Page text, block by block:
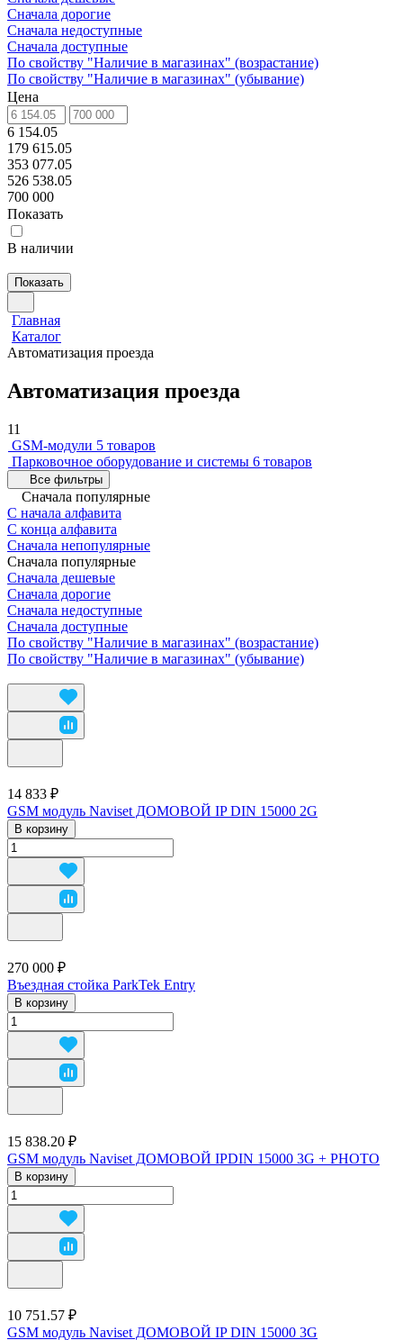
Сначала дорогие
Сначала недоступные
Сначала доступные
По свойству "Наличие в магазинах" (возрастание)
По свойству "Наличие в магазинах" (убывание)
Цена
6 154.05
179 615.05
353 077.05
526 538.05
700 000
Показать
В наличии
Показать
Главная
Каталог
Автоматизация проезда
Автоматизация проезда
11
GSM-модули 5 товаров
Парковочное оборудование и системы 6 товаров
Все фильтры
Сначала популярные
С начала алфавита
С конца алфавита
Сначала непопулярные
Сначала популярные
Сначала дешевые
Сначала дорогие
Сначала недоступные
Сначала доступные
По свойству "Наличие в магазинах" (возрастание)
По свойству "Наличие в магазинах" (убывание)
14 833 ₽
GSM модуль Naviset ДОМОВОЙ IP DIN 15000 2G
В корзину
270 000 ₽
Въездная стойка ParkTek Entry
В корзину
15 838.20 ₽
GSM модуль Naviset ДОМОВОЙ IPDIN 15000 3G + PНОTО
В корзину
10 751.57 ₽
GSM модуль Naviset ДОМОВОЙ IP DIN 15000 3G